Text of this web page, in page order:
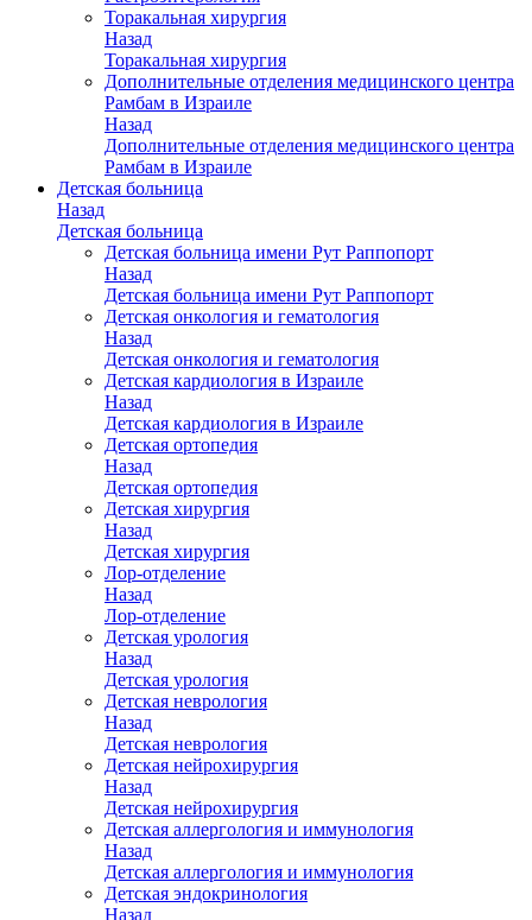
Торакальная хирургия
Назад
Торакальная хирургия
Дополнительные отделения медицинского центра
Рамбам в Израиле
Назад
Дополнительные отделения медицинского центра
Рамбам в Израиле
Детская больница
Назад
Детская больница
Детская больница имени Рут Раппопорт
Назад
Детская больница имени Рут Раппопорт
Детская онкология и гематология
Назад
Детская онкология и гематология
Детская кардиология в Израиле
Назад
Детская кардиология в Израиле
Детская ортопедия
Назад
Детская ортопедия
Детская хирургия
Назад
Детская хирургия
Лор-отделение
Назад
Лор-отделение
Детская урология
Назад
Детская урология
Детская неврология
Назад
Детская неврология
Детская нейрохирургия
Назад
Детская нейрохирургия
Детская аллергология и иммунология
Назад
Детская аллергология и иммунология
Детская эндокринология
Назад